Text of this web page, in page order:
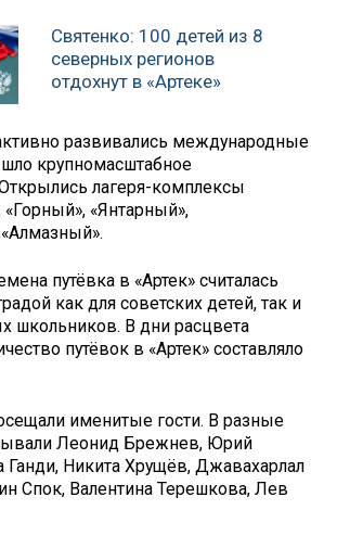
Святенко: 100 детей из 8
северных регионов
отдохнут в «Артеке»
развивались международные
шло крупномасштабное
лагеря-комплексы
«Янтарный»,
путёвка в «Артек» считалась
как для советских детей, так и
школьников. В дни расцвета
путёвок в «Артек» составляло
именитые гости. В разные
Леонид Брежнев, Юрий
Ганди, Никита Хрущёв, Джавахарлал
Спок, Валентина Терешкова, Лев